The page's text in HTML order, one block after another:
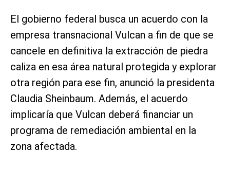
El gobierno federal busca un acuerdo con la
empresa transnacional Vulcan a fin de que se
cancele en definitiva la extracción de piedra
caliza en esa área natural protegida y explorar
otra región para ese fin, anunció la presidenta
Claudia Sheinbaum. Además, el acuerdo
implicaría que Vulcan deberá financiar un
programa de remediación ambiental en la
zona afectada.